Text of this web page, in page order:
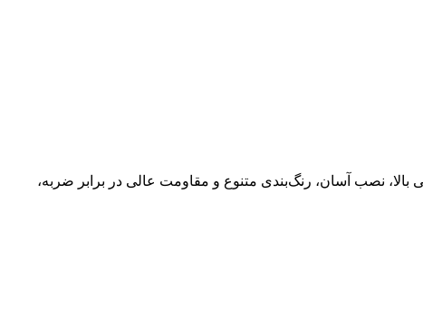
نصب آسان، رنگ‌بندی متنوع و مقاومت عالی در برابر ضربه،